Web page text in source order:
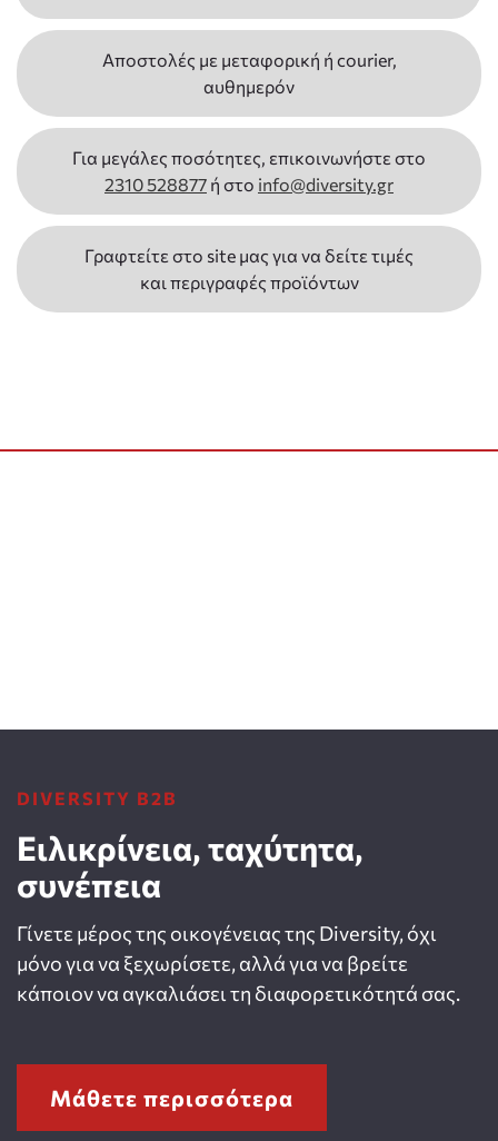
Αποστολές με μεταφορική ή courier,
αυθημερόν
Για μεγάλες ποσότητες, επικοινωνήστε στο
2310 528877 ή στο info@diversity.gr
Γραφτείτε στο site μας για να δείτε τιμές
και περιγραφές προϊόντων
DIVERSITY B2B
Ειλικρίνεια, ταχύτητα,
συνέπεια
Γίνετε μέρος της οικογένειας της Diversity, όχι
μόνο για να ξεχωρίσετε, αλλά για να βρείτε
κάποιον να αγκαλιάσει τη διαφορετικότητά σας.
Μάθετε περισσότερα